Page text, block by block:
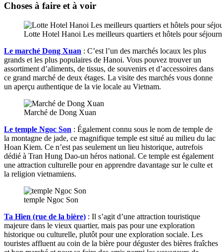
Choses à faire et à voir
Lotte Hotel Hanoi Les meilleurs quartiers et hôtels pour
Le marché Dong Xuan : C’est l’un des marchés locaux les plus
grands et les plus populaires de Hanoi. Vous pouvez trouver un
assortiment d’aliments, de tissus, de souvenirs et d’accessoires dans
ce grand marché de deux étages. La visite des marchés vous donne
un aperçu authentique de la vie locale au Vietnam.
Marché de Dong Xuan
Le temple Ngoc Son : Également connu sous le nom de temple de
la montagne de jade, ce magnifique temple est situé au milieu du lac
Hoan Kiem. Ce n’est pas seulement un lieu historique, autrefois
dédié à Tran Hung Dao-un héros national. Ce temple est également
une attraction culturelle pour en apprendre davantage sur le culte et
la religion vietnamiens.
temple Ngoc Son
Ta Hien (rue de la bière) : Il s’agit d’une attraction touristique
majeure dans le vieux quartier, mais pas pour une exploration
historique ou culturelle, plutôt pour une exploration sociale. Les
touristes affluent au coin de la bière pour déguster des bières fraîches